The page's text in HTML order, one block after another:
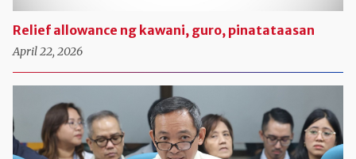
Relief allowance ng kawani, guro, pinatataasan
April 22, 2026